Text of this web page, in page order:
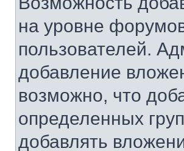
на уровне
пользователей.
добавление
возможно, что
определенных
добавлять